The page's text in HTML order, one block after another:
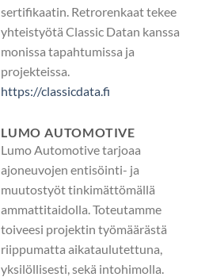
sertifikaatin. Retrorenkaat tekee
yhteistyötä Classic Datan kanssa
monissa tapahtumissa ja
projekteissa.
https://classicdata.fi
LUMO AUTOMOTIVE
Lumo Automotive tarjoaa
ajoneuvojen entisöinti- ja
muutostyöt tinkimättömällä
ammattitaidolla. Toteutamme
toiveesi projektin työmäärästä
riippumatta aikataulutettuna,
yksilöllisesti, sekä intohimolla.